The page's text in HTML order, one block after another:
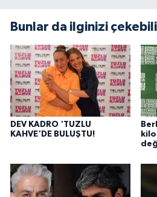
Bunlar da ilginizi
DEV KADRO 'TUZLU
KAHVE'DE BULUŞTU!
kilo